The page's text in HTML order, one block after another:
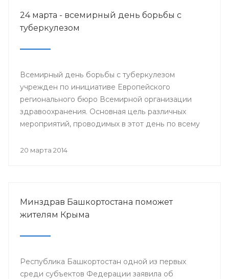
24 марта - всемирный день борьбы с
туберкулезом
Всемирный день борьбы с туберкулезом
учрежден по инициативе Европейского
регионального бюро Всемирной организации
здравоохранения. Основная цель различных
мероприятий, проводимых в этот день по всему
и информирование населения о заболевании и
20 марта 2014
Минздрав Башкортостана поможет
жителям Крыма
Республика Башкортостан одной из первых
среди субъектов Федерации заявила об